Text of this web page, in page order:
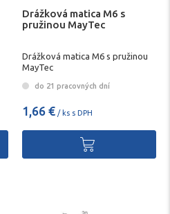
Drážková matica M6 s
pružinou MayTec
Drážková matica M6 s pružinou
MayTec
do 21 pracovných dní
1,66 € / ks s DPH